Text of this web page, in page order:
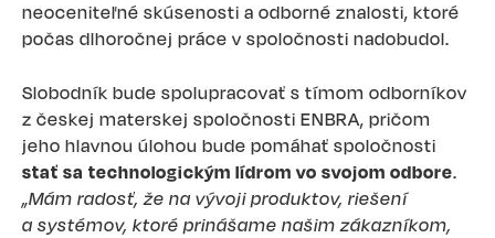
neoceniteľné skúsenosti a odborné znalosti, ktoré
počas dlhoročnej práce v spoločnosti nadobudol.
Slobodník bude spolupracovať s tímom odborníkov
z českej materskej spoločnosti ENBRA, pričom
jeho hlavnou úlohou bude pomáhať spoločnosti
stať sa technologickým lídrom vo svojom odbore.
„Mám radosť, že na vývoji produktov, riešení
a systémov, ktoré prinášame našim zákazníkom,